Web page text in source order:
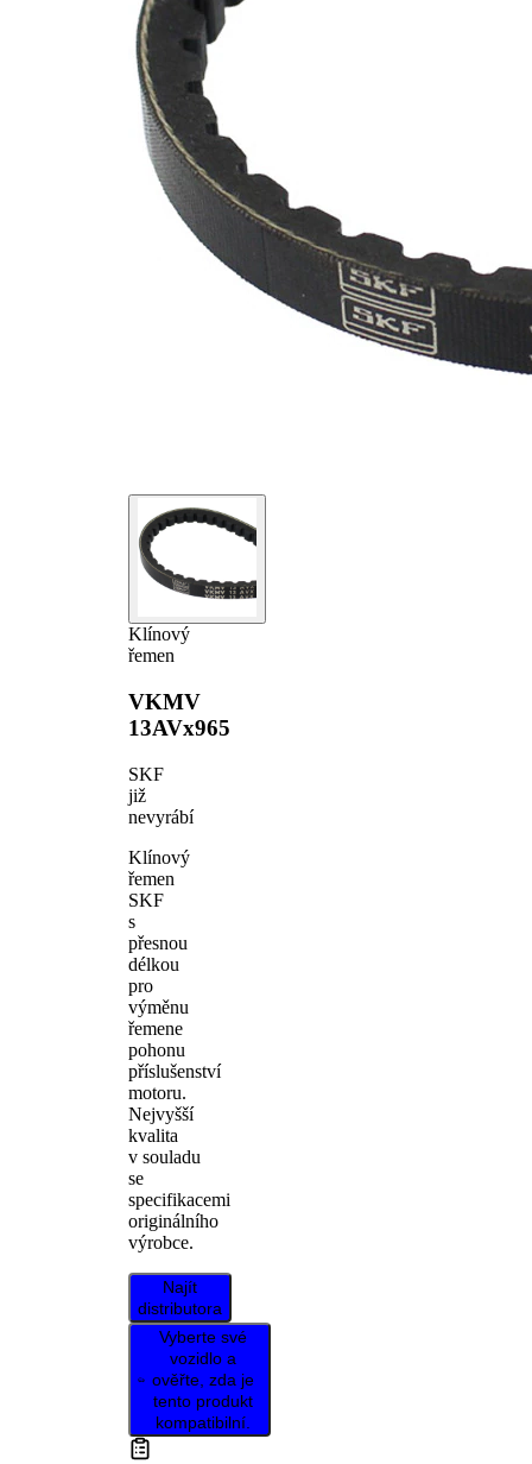
Klínový
řemen
VKMV
13AVx965
SKF
již
nevyrábí
Klínový
řemen
SKF
s
přesnou
délkou
pro
výměnu
řemene
pohonu
příslušenství
motoru.
Nejvyšší
kvalita
v souladu
se
specifikacemi
originálního
výrobce.
Najít
distributora
Vyberte své
vozidlo a
ověřte, zda je
tento produkt
kompatibilní.